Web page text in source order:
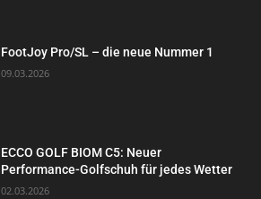
FootJoy Pro/SL – die neue Nummer 1
09.03.2026
ECCO GOLF BIOM C5: Neuer
Performance-Golfschuh für jedes Wetter
02.03.2026